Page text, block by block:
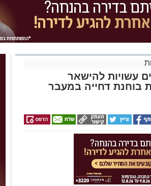
עשויות להישאר
בוחנת דחייה במעבר